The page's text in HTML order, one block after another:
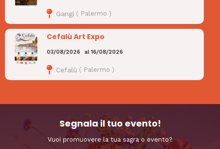
Gangi ( Palermo )
Cefalù Art Expo
03/08/2026 al16/08/2026
Cefalù ( Palermo )
Segnala il tuo evento!
Vuoi promuovere la tua sagra o evento?